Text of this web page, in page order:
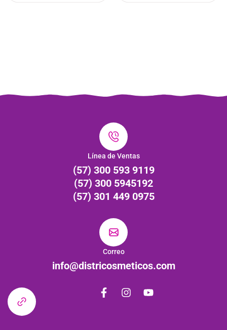
Línea de Ventas
(57) 300 593 9119
(57) 300 5945192
(57) 301 449 0975
Correo
info@districosmeticos.com